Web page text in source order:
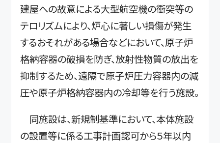
建屋への故意による大型航空機の衝突等の
テロリズムにより、炉心に著しい損傷が発生
するおそれがある場合などにおいて、原子炉
格納容器の破損を防ぎ、放射性物質の放出を
抑制するため、遠隔で原子炉圧力容器内の減
圧や原子炉格納容器内の冷却等を行う施設。
同施設は、新規制基準において、本体施設
の設置等に係る工事計画認可から５年以内